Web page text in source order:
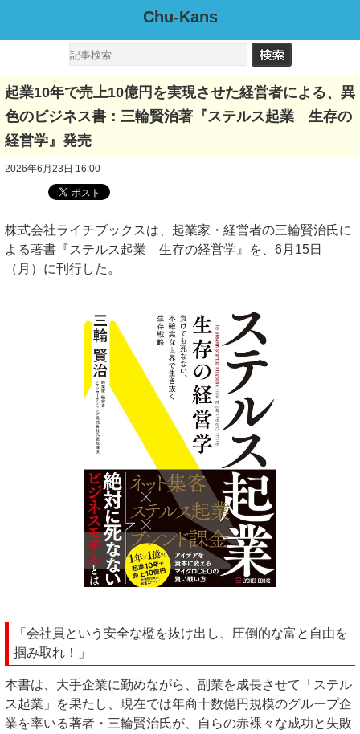
Chu-Kans
起業10年で売上10億円を実現させた経営者による、異
色のビジネス書：三輪賢治著『ステルス起業 生存の
経営学』発売
2026年6月23日 16:00
株式会社ライチブックスは、起業家・経営者の三輪賢治氏に
よる著書『ステルス起業 生存の経営学』を、6月15日
（月）に刊行した。
「会社員という安全な檻を抜け出し、圧倒的な富と自由を
掴み取れ！」
本書は、大手企業に勤めながら、副業を成長させて「ステル
ス起業」を果たし、現在では年商十数億円規模のグループ企
業を率いる著者・三輪賢治氏が、自らの赤裸々な成功と失敗